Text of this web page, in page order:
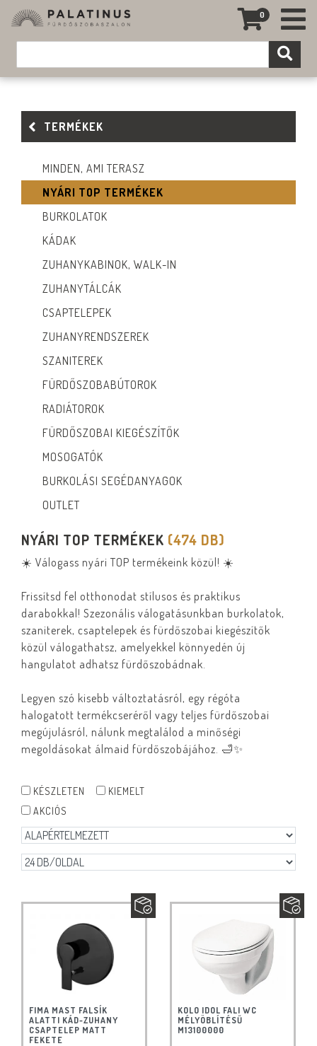
0
TERMÉKEK
MINDEN, AMI TERASZ
NYÁRI TOP TERMÉKEK
BURKOLATOK
KÁDAK
ZUHANYKABINOK, WALK-IN
ZUHANYTÁLCÁK
CSAPTELEPEK
ZUHANYRENDSZEREK
SZANITEREK
FÜRDŐSZOBABÚTOROK
RADIÁTOROK
FÜRDŐSZOBAI KIEGÉSZÍTŐK
MOSOGATÓK
BURKOLÁSI SEGÉDANYAGOK
OUTLET
NYÁRI TOP TERMÉKEK (474 DB)
☀️ Válogass nyári TOP termékeink közül! ☀️
Frissítsd fel otthonodat stílusos és praktikus
darabokkal! Szezonális válogatásunkban burkolatok,
szaniterek, csaptelepek és fürdőszobai kiegészítők
közül válogathatsz, amelyekkel könnyedén új
hangulatot adhatsz fürdőszobádnak.
Legyen szó kisebb változtatásról, egy régóta
halogatott termékcseréről vagy teljes fürdőszobai
megújulásról, nálunk megtalálod a minőségi
megoldásokat álmaid fürdőszobájához. 🛁✨
KÉSZLETEN
KIEMELT
AKCIÓS
FIMA MAST FALSÍK
ALATTI KÁD-ZUHANY
CSAPTELEP MATT
FEKETE
KOLO IDOL FALI WC
MÉLYÖBLÍTÉSŰ
M13100000